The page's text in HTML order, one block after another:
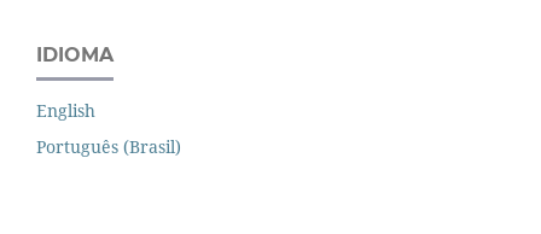
IDIOMA
English
Português (Brasil)